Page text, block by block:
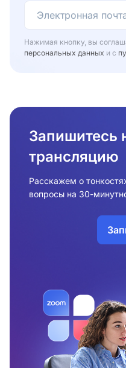
Нажимая кнопку, вы
персональных данных и с
Запишитесь
трансляцию
Расскажем о
вопросы на 30-